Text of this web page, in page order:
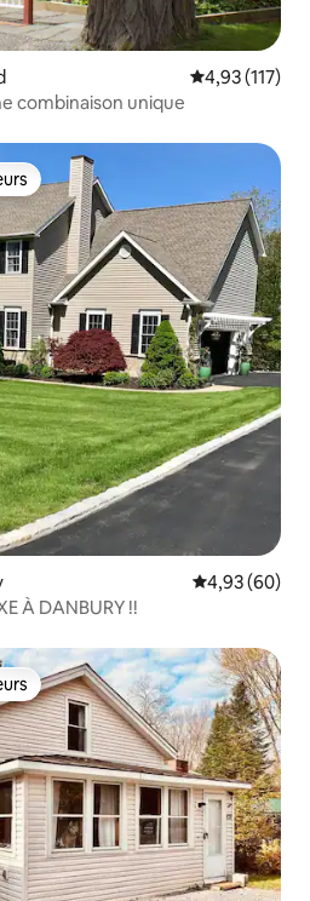
Évaluation
4,93 (117)
combinaison unique
les plus appréciés
Évaluation
4,93 (60)
À DANBURY !!
les plus appréciés